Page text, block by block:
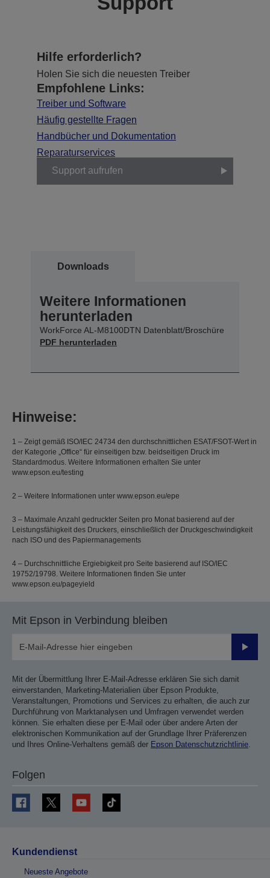
Hilfe erforderlich?
Holen Sie sich die neuesten Treiber
Empfohlene Links:
Treiber und Software
Häufig gestellte Fragen
Handbücher und Dokumentation
Reparaturservices
Support aufrufen
Downloads
Weitere Informationen
herunterladen
WorkForce AL-M8100DTN Datenblatt/Broschüre
PDF herunterladen
Hinweise:
1 – Zeigt gemäß ISO/IEC 24734 den durchschnittlichen ESAT/FSOT-Wert in
der Kategorie „Office“ für einseitigen bzw. beidseitigen Druck im
Standardmodus. Weitere Informationen erhalten Sie unter
www.epson.eu/testing
2 – Weitere Informationen unter www.epson.eu/epe
3 – Maximale Anzahl gedruckter Seiten pro Monat basierend auf der
Leistungsfähigkeit des Druckers, einschließlich der Druckgeschwindigkeit
nach ISO und des Papiermanagements
4 – Durchschnittliche Ergiebigkeit pro Seite basierend auf ISO/IEC
19752/19798. Weitere Informationen finden Sie unter
www.epson.eu/pageyield
Mit Epson in Verbindung bleiben
Mit der Übermittlung Ihrer E-Mail-Adresse erklären Sie sich damit
einverstanden, Marketing-Materialien über Epson Produkte,
Veranstaltungen, Promotions und Services zu erhalten, die auch zur
Durchführung von Marktanalysen und Umfragen verwendet werden
können. Sie erhalten diese per E-Mail oder über andere Arten der
elektronischen Kommunikation auf der Grundlage Ihrer Präferenzen
und Ihres Online-Verhaltens gemäß der Epson Datenschutzrichtlinie
Folgen
Kundendienst
Neueste Angebote